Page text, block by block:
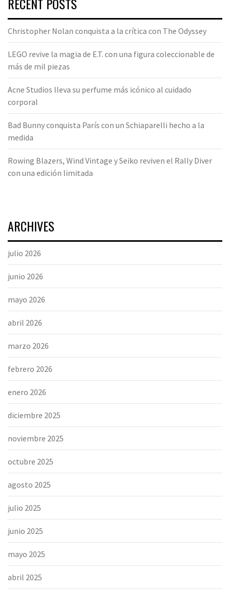
Christopher Nolan conquista a la crítica con The Odyssey
LEGO revive la magia de E.T. con una figura coleccionable de
más de mil piezas
Acne Studios lleva su perfume más icónico al cuidado
corporal
Bad Bunny conquista París con un Schiaparelli hecho a la
medida
Rowing Blazers, Wind Vintage y Seiko reviven el Rally Diver
con una edición limitada
ARCHIVES
julio 2026
junio 2026
mayo 2026
abril 2026
marzo 2026
febrero 2026
enero 2026
diciembre 2025
noviembre 2025
octubre 2025
agosto 2025
julio 2025
junio 2025
mayo 2025
abril 2025